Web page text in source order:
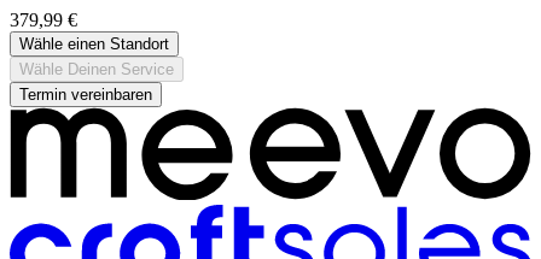
379,99 €
Wähle einen Standort
Wähle Deinen Service
Termin vereinbaren